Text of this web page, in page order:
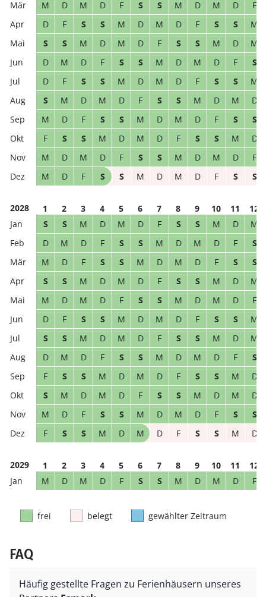
M D M D F S S M D M D
F
D
F S S M D M D F S S
M
S
S M D M D F S S M D
M
D
M D F S S M D M D F
S
D
F S S M D M D F S S
M
S
M D M D F S S M D M
D
M
D F S S M D M D F S
S
F
S S M D M D F S S M
D
M
D M D F S S M D M D
F
M
D F S S M D M D F S S
2028 1 2 3 4 5 6 7 8 9 10 11
12
S
S M D M D F S S M D
M
D
M D F S S M D M D F
S
M
D F S S M D M D F S
S
S
S M D M D F S S M D
M
M
D M D F S S M D M D
F
D
F S S M D M D F S S
M
S
S M D M D F S S M D
M
D
M D F S S M D M D F
S
F
S S M D M D F S S M
D
S
M D M D F S S M D M
D
M
D F S S M D M D F S
S
F
S S M D M D F S S M D
2029 1 2 3 4 5 6 7 8 9 10 11
12
M
D M D F S S M D M D F
frei belegt gewählter Zeitraum
FAQ
Häufig gestellte Fragen zu Ferienhäusern unseres